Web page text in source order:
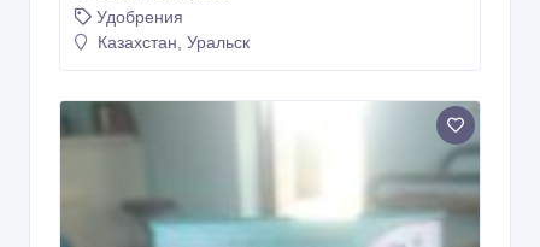
Удобрения
Казахстан, Уральск